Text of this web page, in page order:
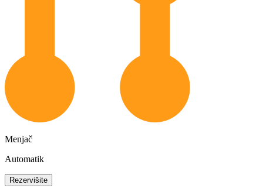
Menjač
Automatik
Rezervišite